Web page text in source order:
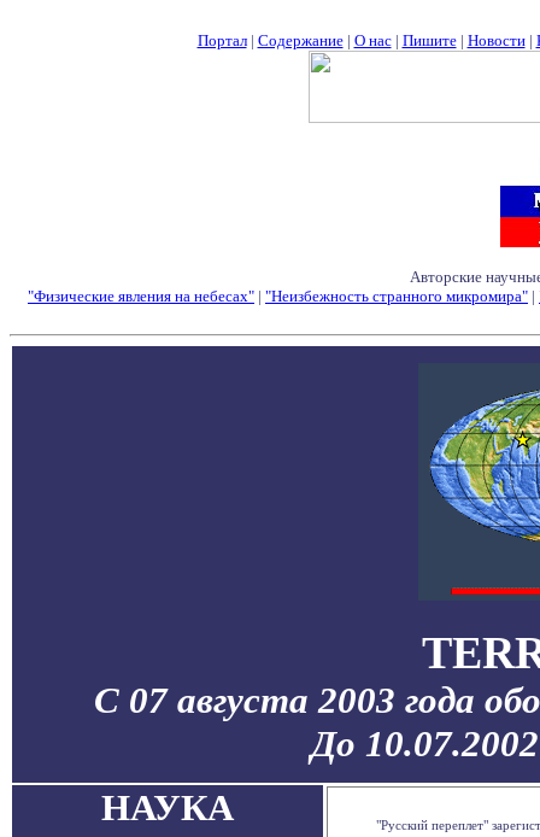
Портал| Содержание| О нас| Пишите| Новости|
Авторские
"Физические явления на небесах" | "Неизбежность странного микромира" |
С 07 августа 2003 года
До
НАУКА
"Русский переплет"